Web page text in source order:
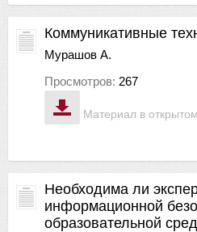
Материал в
Коммуникативные
Мурашов А.
Просмотров: 267
Необходима ли
информационной
образовательной